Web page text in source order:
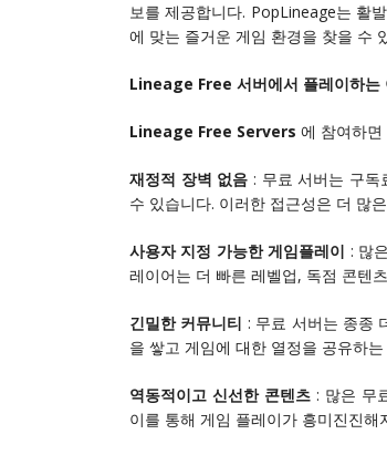
보를 제공합니다. PopLineage는 활
에 맞는 즐거운 게임 환경을 찾을 수
Lineage Free 서버에서 플레이하는
Lineage Free Servers 에 참여하
재정적 장벽 없음 : 무료 서버는 구
수 있습니다. 이러한 접근성은 더 많
사용자 지정 가능한 게임플레이 : 많
레이어는 더 빠른 레벨업, 독점 콘텐
긴밀한 커뮤니티 : 무료 서버는 종종
을 쌓고 게임에 대한 열정을 공유하
역동적이고 신선한 콘텐츠 : 많은 무
이를 통해 게임 플레이가 흥미진진